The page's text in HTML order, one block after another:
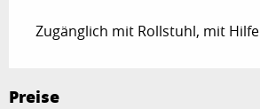
Zugänglich mit Rollstuhl, mit Hilfe
Preise